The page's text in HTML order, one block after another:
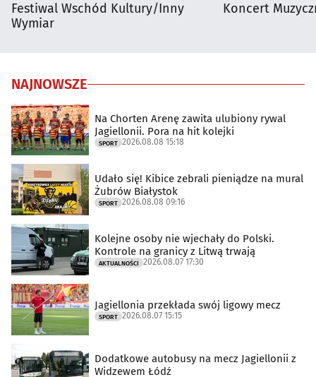
Festiwal Wschód Kultury/Inny
Wymiar
Koncert
NAJNOWSZE
Na Chorten Arenę zawita ulubiony rywal
Jagiellonii. Pora na hit kolejki
SPORT 2026.08.08 15:18
Udało się! Kibice zebrali pieniądze na mural
Żubrów Białystok
SPORT 2026.08.08 09:16
Kolejne osoby nie wjechały do Polski.
Kontrole na granicy z Litwą trwają
AKTUALNOŚCI 2026.08.07 17:30
Jagiellonia przekłada swój ligowy mecz
SPORT 2026.08.07 15:15
Dodatkowe autobusy na mecz Jagiellonii z
Widzewem Łódź